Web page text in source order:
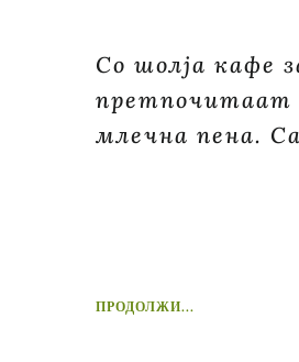
Со шолја кафе
претпочитаат
млечна пена.
ПРОДОЛЖИ...